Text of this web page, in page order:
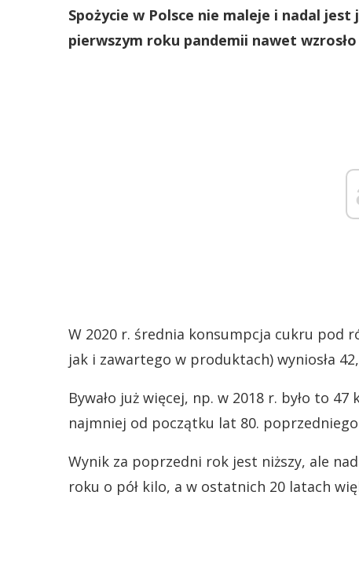
Spożycie w Polsce nie maleje i nadal
pierwszym roku pandemii nawet
W 2020 r. średnia konsumpcja cukru pod
jak i zawartego w produktach) wyniosła
Bywało już więcej, np. w 2018 r. było to
najmniej od początku lat 80.
Wynik za poprzedni rok jest niższy, ale
roku o pół kilo, a w ostatnich 20 latach